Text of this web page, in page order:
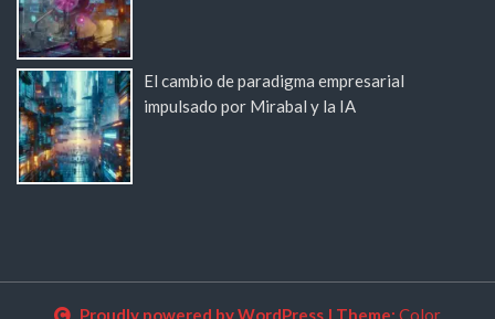
El cambio de paradigma empresarial
impulsado por Mirabal y la IA
Proudly powered by WordPress | Theme: Color